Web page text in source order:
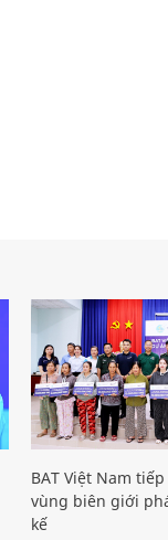
BAT Việt Nam
vùng biên giới
kế